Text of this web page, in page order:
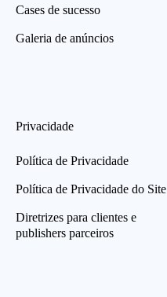
Cases de sucesso
Galeria de anúncios
Privacidade
Política de Privacidade
Política de Privacidade do Site
Diretrizes para clientes e
publishers parceiros